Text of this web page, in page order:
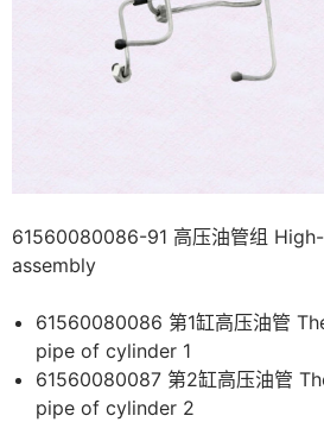
61560080086-91 高压油管组
assembly
61560080086 第1缸高压油管
pipe of cylinder 1
61560080087 第2缸高压油管
pipe of cylinder 2